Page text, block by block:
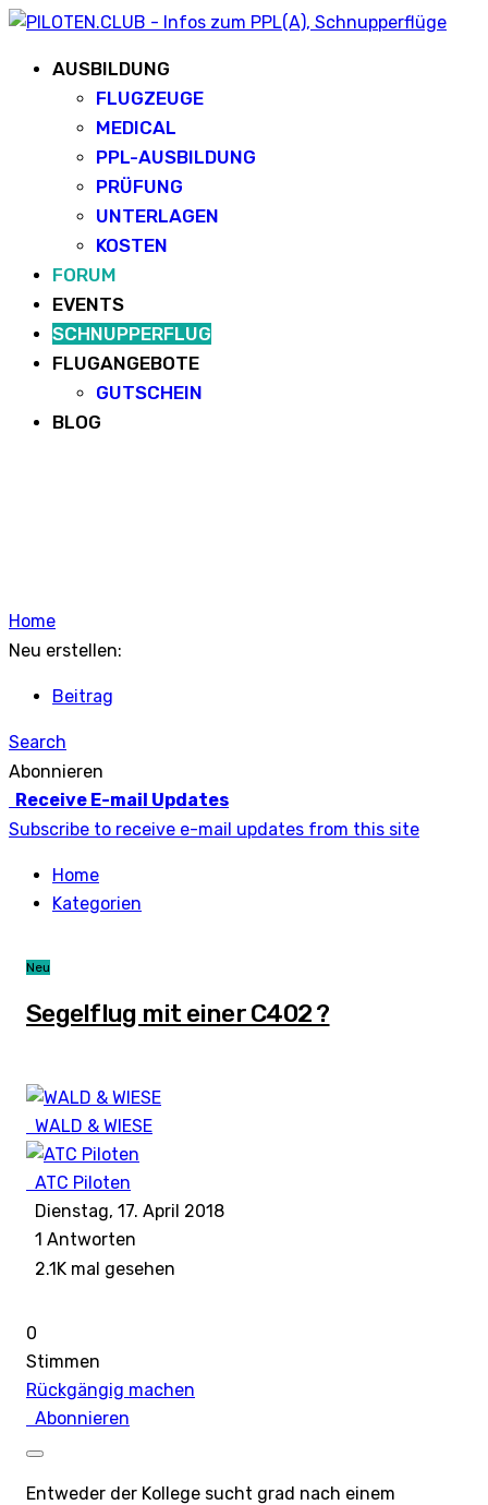
AUSBILDUNG
FLUGZEUGE
MEDICAL
PPL-AUSBILDUNG
PRÜFUNG
UNTERLAGEN
KOSTEN
FORUM
EVENTS
SCHNUPPERFLUG
FLUGANGEBOTE
GUTSCHEIN
BLOG
Home
Neu erstellen:
Beitrag
Search
Abonnieren
Receive E-mail Updates
Subscribe to receive e-mail updates from this site
Home
Kategorien
Neu
Segelflug mit einer C402 ?
WALD & WIESE
ATC Piloten
Dienstag, 17. April 2018
1 Antworten
2.1K mal gesehen
0
Stimmen
Rückgängig machen
Abonnieren
Entweder der Kollege sucht grad nach einem